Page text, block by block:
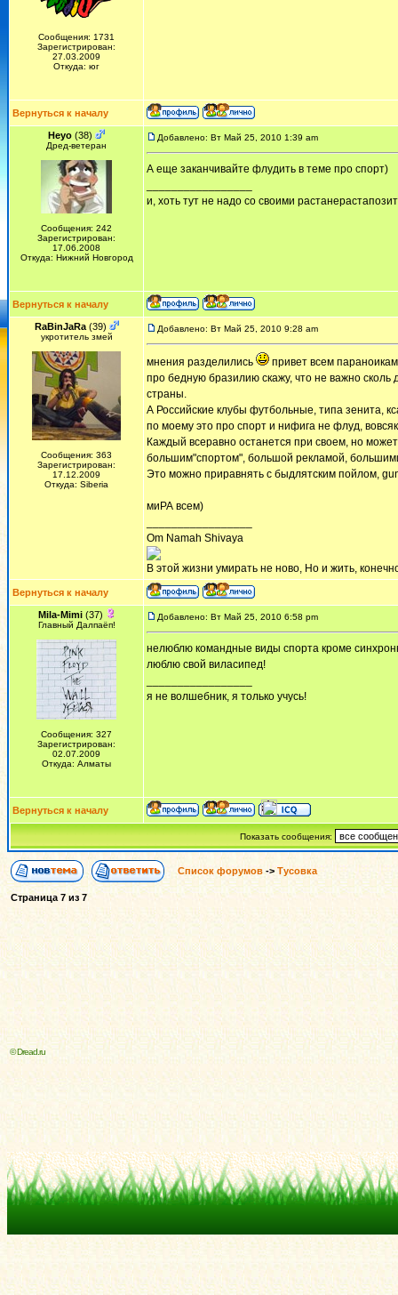
Сообщения: 1731
Зарегистрирован:
27.03.2009
Откуда: юг
Вернуться к началу
Heyo (38)
Дред-ветеран
Сообщения: 242
Зарегистрирован:
17.06.2008
Откуда: Нижний Новгород
Добавлено: Вт Май 25, 2010 1:39 am
А еще заканчивайте флудить в теме про спорт)
и, хоть тут не надо со своими
Вернуться к началу
RaBinJaRa(39)
укротитель змей
Сообщения: 363
Зарегистрирован:
17.12.2009
Откуда: Siberia
Добавлено: Вт Май 25, 2010 9:28 am
мнения разделились
привет всем
про бедную бразилию скажу, что не важно
страны.
А Российские клубы футбольные, типа зенита,
по моему это про спорт и нифига не флуд,
Каждый всеравно останется при своем, но
большим"спортом", большой рекламой,
Это можно приравнять с быдлятским пойлом,
миРА всем)
Om Namah Shivaya
В этой жизни умирать не ново, Но и жить,
Вернуться к началу
Mila-Mimi(37)
Главный Далпаёп!
Сообщения: 327
Зарегистрирован:
02.07.2009
Откуда: Алматы
Добавлено: Вт Май 25, 2010 6:58 pm
нелюблю командные виды спорта кроме
люблю свой виласипед!
я не волшебник, я только учусь!
Вернуться к началу
Показать сообщения:
Список форумов -> Тусовка
Страница 7из 7
© Dread.ru